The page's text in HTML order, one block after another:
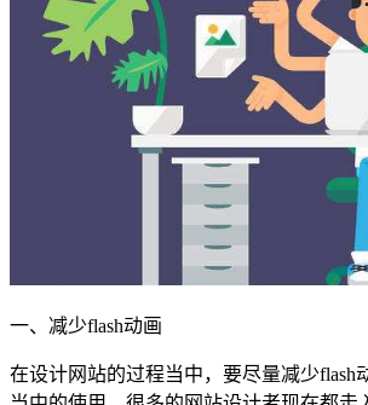
一、减少flash动画
在设计网站的过程当中，要尽量减少flash